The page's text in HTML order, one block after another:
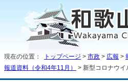
現在の位置： トップページ > 市政 > 広報 >
報道資料（令和4年11月）
> 新型コロナウイ